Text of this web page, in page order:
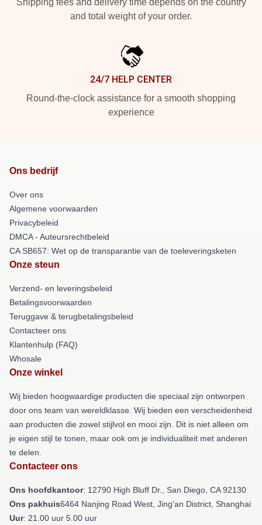
and total weight of your order.
24/7 HELP CENTER
Round-the-clock assistance for a smooth shopping
experience
Ons bedrijf
Over ons
Algemene voorwaarden
Privacybeleid
DMCA - Auteursrechtbeleid
CA SB657: Wet op de transparantie van de toeleveringsketen
Onze steun
Verzend- en leveringsbeleid
Betalingsvoorwaarden
Teruggave & terugbetalingsbeleid
Contacteer ons
Klantenhulp (FAQ)
Whosale
Onze winkel
Wij bieden hoogwaardige producten die speciaal zijn ontworpen
door ons team van wereldklasse. Wij bieden een verscheidenheid
aan producten die zowel stijlvol en mooi zijn. Dit is niet alleen om
je eigen stijl te tonen, maar ook om je individualiteit met anderen
te delen.
Contacteer ons
Ons hoofdkantoor: 12790 High Bluff Dr., San Diego, CA 92130
Ons pakhuis6464 Nanjing Road West, Jing'an District, Shanghai
Uur: 21.00 uur 5.00 uur